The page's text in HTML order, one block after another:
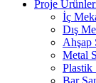
Proje
İç
Dış
Ahşap
Metal
Plastik